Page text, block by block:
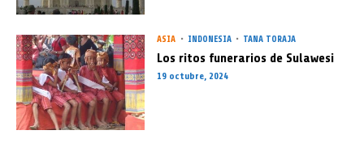
ASIA INDONESIA TANA TORAJA
Los ritos funerarios de Sulawesi
19 octubre, 2024